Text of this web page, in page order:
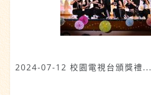
2024-07-12 校園電視台頒獎禮...